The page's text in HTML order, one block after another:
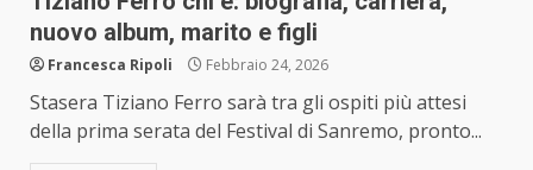
nuovo album, marito e figli
Francesca Ripoli Febbraio 24, 2026
Stasera Tiziano Ferro sarà tra gli ospiti più attesi
della prima serata del Festival di Sanremo, pronto...